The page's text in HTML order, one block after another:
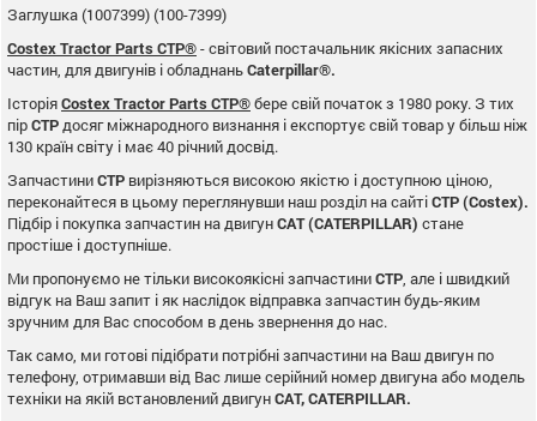
Заглушка (1007399) (100-7399)
Costex Tractor Parts CTP®- світовий постачальник якісних запасних
частин, для двигунів і обладнаньCaterpillar®.
ІсторіяCostex Tractor Parts CTP®бере свій початок з 1980 року. З тих
пірCTP досяг міжнародного визнання і експортує свій товар у більш ніж
130 країн світу і має 40 річний досвід.
ЗапчастиниCTP вирізняються високою якістю і доступною ціною,
переконайтеся в цьому переглянувши наш розділ на сайтіCTP (Costex).
Підбір і покупка запчастин на двигунCAT (CATERPILLAR) стане
простіше і доступніше.
Ми пропонуємо не тільки високоякісні запчастиниCTP , але і швидкий
відгук на Ваш запит і як наслідок відправка запчастин будь-яким
зручним для Вас способом в день звернення до нас.
Так само, ми готові підібрати потрібні запчастини на Ваш двигун по
телефону, отримавши від Вас лише серійний номер двигуна або модель
техніки на якій встановлений двигунCAT, CATERPILLAR.